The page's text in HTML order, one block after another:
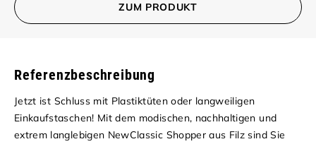
ZUM PRODUKT
Referenzbeschreibung
Jetzt ist Schluss mit Plastiktüten oder langweiligen
Einkaufstaschen! Mit dem modischen, nachhaltigen und
extrem langlebigen NewClassic Shopper aus Filz sind Sie